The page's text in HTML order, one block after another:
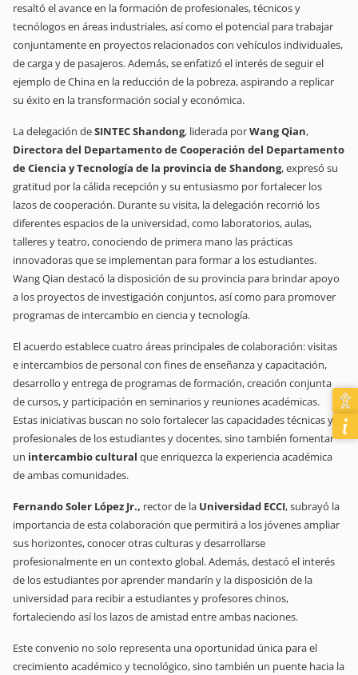
resaltó el avance en la formación de profesionales, técnicos y
tecnólogos en áreas industriales, así como el potencial para trabajar
conjuntamente en proyectos relacionados con vehículos individuales,
de carga y de pasajeros. Además, se enfatizó el interés de seguir el
ejemplo de China en la reducción de la pobreza, aspirando a replicar
su éxito en la transformación social y económica.
La delegación deSINTEC Shandong, liderada porWang Qian,
Directora del Departamento de Cooperación del Departamento
de Ciencia y Tecnología de la provincia de Shandong, expresó su
gratitud por la cálida recepción y su entusiasmo por fortalecer los
lazos de cooperación. Durante su visita, la delegación recorrió los
diferentes espacios de la universidad, como laboratorios, aulas,
talleres y teatro, conociendo de primera mano las prácticas
innovadoras que se implementan para formar a los estudiantes.
Wang Qian destacó la disposición de su provincia para brindar apoyo
a los proyectos de investigación conjuntos, así como para promover
programas de intercambio en ciencia y tecnología.
El acuerdo establece cuatro áreas principales de colaboración: visitas
e intercambios de personal con fines de enseñanza y capacitación,
desarrollo y entrega de programas de formación, creación conjunta
de cursos, y participación en seminarios y reuniones académicas.
Estas iniciativas buscan no solo fortalecer las capacidades técnicas y
profesionales de los estudiantes y docentes, sino también fomentar
un intercambio cultural que enriquezca la experiencia académica
de ambas comunidades.
Fernando Soler López Jr., rector de la Universidad ECCI, subrayó la
importancia de esta colaboración que permitirá a los jóvenes ampliar
sus horizontes, conocer otras culturas y desarrollarse
profesionalmente en un contexto global. Además, destacó el interés
de los estudiantes por aprender mandarín y la disposición de la
universidad para recibir a estudiantes y profesores chinos,
fortaleciendo así los lazos de amistad entre ambas naciones.
Este convenio no solo representa una oportunidad única para el
crecimiento académico y tecnológico, sino también un puente hacia la